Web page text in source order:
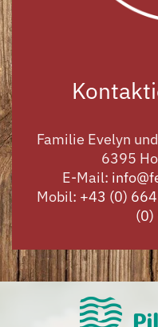
Familie Evelyn
6395
E-Mail:
Mobil: +43 (0)